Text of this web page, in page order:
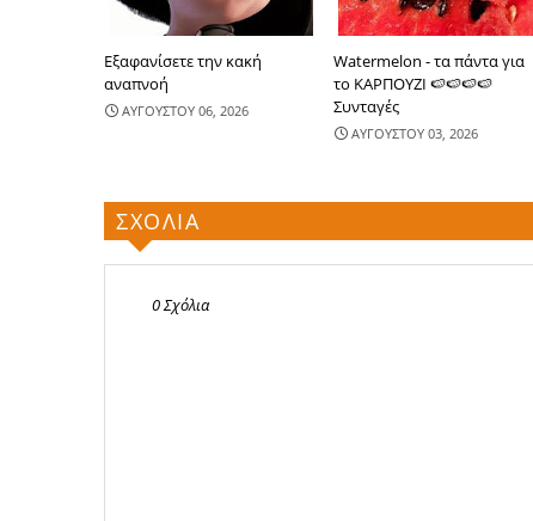
Εξαφανίσετε την κακή
αναπνοή
ΑΥΓΟΥΣΤΟΥ 06, 2026
Watermelon - τα πάντα για
το ΚΑΡΠΟΥΖΙ 🍉🍉🍉🍉
Συνταγές
ΑΥΓΟΥΣΤΟΥ 03, 2026
ΣΧΟΛΙΑ
0 Σχόλια